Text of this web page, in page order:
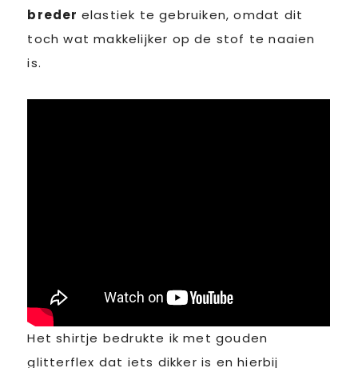
breder elastiek te gebruiken, omdat dit
toch wat makkelijker op de stof te naaien
is.
Het shirtje bedrukte ik met gouden
glitterflex dat iets dikker is en hierbij